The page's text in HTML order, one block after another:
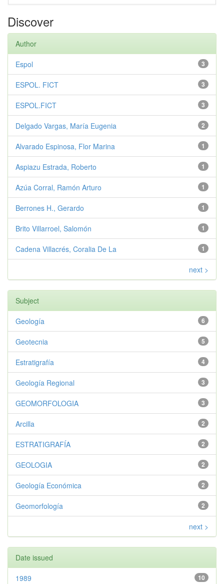
Discover
Author
3
Espol
3
ESPOL. FICT
3
ESPOL.FICT
2
Delgado Vargas, María Eugenia
1
Alvarado Espinosa, Flor Marina
1
Aspiazu Estrada, Roberto
1
Azúa Corral, Ramón Arturo
1
Berrones H., Gerardo
1
Brito Villarroel, Salomón
1
Cadena Villacrés, Coralia De La
next >
Subject
6
Geología
5
Geotecnia
4
Estratigrafía
3
Geología Regional
3
GEOMORFOLOGIA
2
Arcilla
2
ESTRATIGRAFÍA
2
GEOLOGIA
2
Geología Económica
2
Geomorfología
next >
Date issued
10
1989